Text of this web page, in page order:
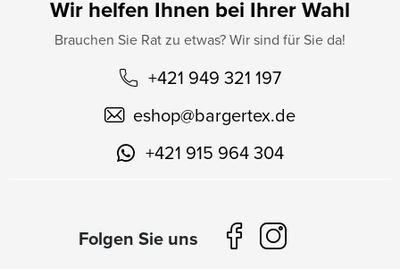
Wir helfen Ihnen bei Ihrer Wahl
Brauchen Sie Rat zu etwas? Wir sind für Sie da!
+421 949 321 197
eshop@bargertex.de
+421 915 964 304